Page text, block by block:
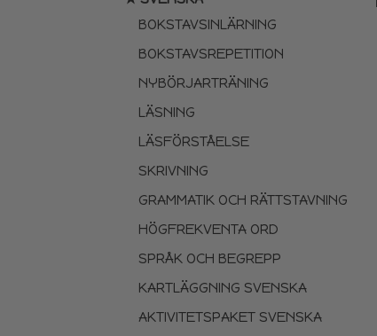
BOKSTAVSINLÄRNING
BOKSTAVSREPETITION
NYBÖRJARTRÄNING
LÄSNING
LÄSFÖRSTÅELSE
SKRIVNING
GRAMMATIK OCH RÄTTSTAVNING
HÖGFREKVENTA ORD
SPRÅK OCH BEGREPP
KARTLÄGGNING SVENSKA
AKTIVITETSPAKET SVENSKA